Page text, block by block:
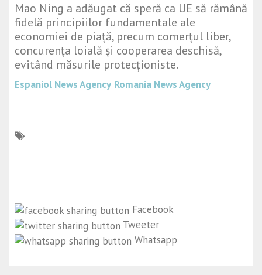
Mao Ning a adăugat că speră ca UE să rămână
fidelă principiilor fundamentale ale
economiei de piață, precum comerțul liber,
concurența loială și cooperarea deschisă,
evitând măsurile protecționiste.
Espaniol News Agency Romania News Agency
Facebook
Tweeter
Whatsapp